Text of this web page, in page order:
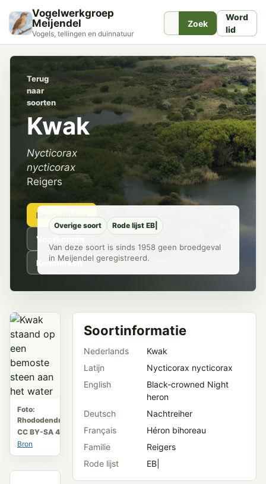
Vogelwerkgroep
Meijendel
Vogels, tellingen en duinnatuur
Zoek
Word
lid
Terug
naar
soorten
Kwak
Nycticorax
nycticorax
Reigers
Beschrijving
Voorkomen
Kenmerken
Overige soort Rode lijst EB|
Van deze soort is sinds 1958 geen broedgeval
in Meijendel geregistreerd.
Foto:
Rhododendrites
CC BY-SA 4.0
Bron
Soortinformatie
Nederlands
Kwak
Latijn
Nycticorax nycticorax
English
Black-crowned Night
heron
Deutsch
Nachtreiher
Français
Héron bihoreau
Familie
Reigers
Rode lijst
EB|